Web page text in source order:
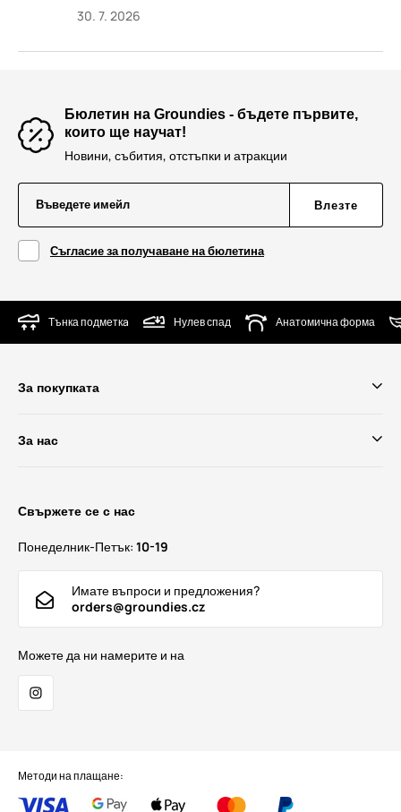
30. 7. 2026
Бюлетин на Groundies - бъдете първите,
които ще научат!
Новини, събития, отстъпки и атракции
Въведете имейл Влезте
Съгласие за получаване на бюлетина
Тънка подметкa Нулев спад Анатомична форма
За покупката
За нас
Свържете се с нас
Понеделник-Петък: 10-19
Имате въпроси и предложения?
orders@groundies.cz
Можете да ни намерите и на
Методи на плащане: